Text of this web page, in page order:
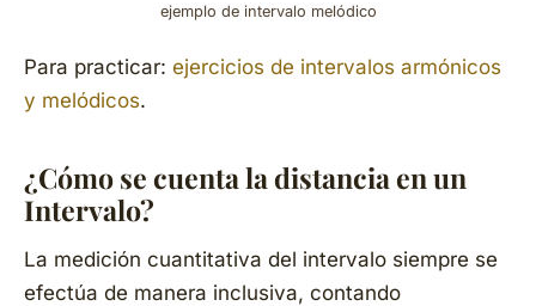
ejemplo de intervalo melódico
Para practicar: ejercicios de intervalos armónicos
y melódicos.
¿Cómo se cuenta la distancia en un
Intervalo?
La medición cuantitativa del intervalo siempre se
efectúa de manera inclusiva, contando